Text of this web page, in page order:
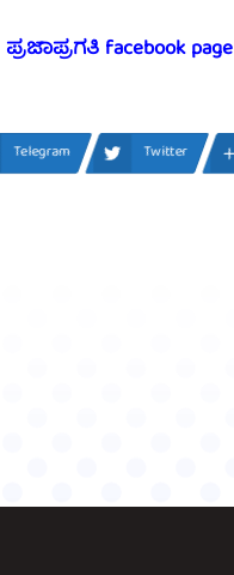
ಪ್ರಜಾಪ್ರಗತಿ facebook page
Telegram Twitter